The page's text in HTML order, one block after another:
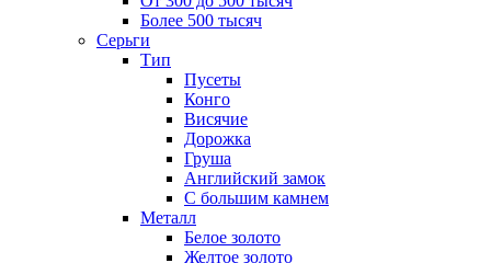
Более 500 тысяч
Серьги
Тип
Пусеты
Конго
Висячие
Дорожка
Груша
Английский замок
С большим камнем
Металл
Белое золото
Желтое золото